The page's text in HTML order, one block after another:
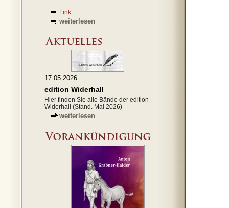
Link
weiterlesen
17.05.2026
edition Widerhall
Hier finden Sie alle Bände der edition
Widerhall (Stand. Mai 2026)
weiterlesen